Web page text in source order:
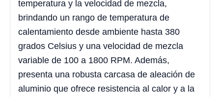
temperatura y la velocidad de mezcla,
brindando un rango de temperatura de
calentamiento desde ambiente hasta 380
grados Celsius y una velocidad de mezcla
variable de 100 a 1800 RPM. Además,
presenta una robusta carcasa de aleación de
aluminio que ofrece resistencia al calor y a la